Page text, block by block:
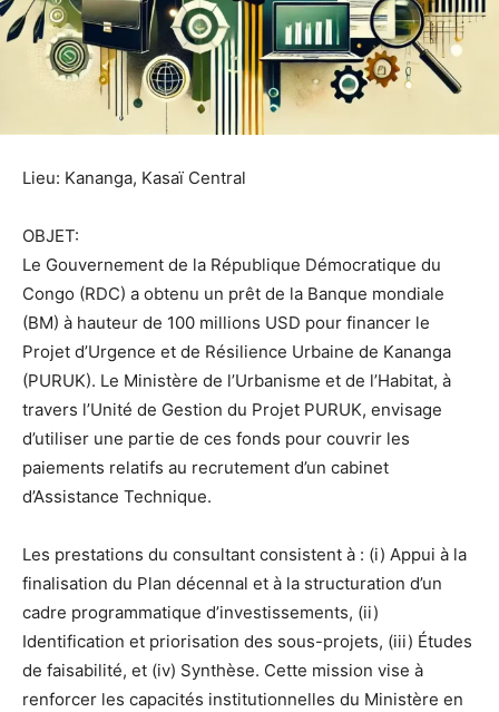
Lieu: Kananga, Kasaï Central
OBJET:
Le Gouvernement de la République Démocratique du
Congo (RDC) a obtenu un prêt de la Banque mondiale
(BM) à hauteur de 100 millions USD pour financer le
Projet d’Urgence et de Résilience Urbaine de Kananga
(PURUK). Le Ministère de l’Urbanisme et de l’Habitat, à
travers l’Unité de Gestion du Projet PURUK, envisage
d’utiliser une partie de ces fonds pour couvrir les
paiements relatifs au recrutement d’un cabinet
d’Assistance Technique.
Les prestations du consultant consistent à : (i) Appui à la
finalisation du Plan décennal et à la structuration d’un
cadre programmatique d’investissements, (ii)
Identification et priorisation des sous-projets, (iii) Études
de faisabilité, et (iv) Synthèse. Cette mission vise à
renforcer les capacités institutionnelles du Ministère en